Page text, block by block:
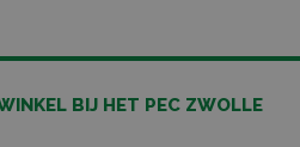
BIJ HET PEC ZWOLLE